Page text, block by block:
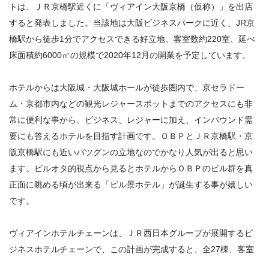
トは、ＪＲ京橋駅近くに「ヴィアイン大阪京橋（仮称）」を出店
すると発表しました。当該地は大阪ビジネスパークに近く、JR京
橋駅から徒歩1分でアクセスできる好立地。客室数約220室、延べ
床面積約6000㎡の規模で2020年12月の開業を予定しています。
ホテルからは大阪城・大阪城ホールが徒歩圏内で、京セラドー
ム・京都市内などの観光レジャースポットまでのアクセスにも非
常に便利な事から、ビジネス、レジャーに加え、インバウンド需
要にも答えるホテルを目指す計画です。ＯＢＰとＪＲ京橋駅・京
阪京橋駅にも近いバツグンの立地なのでかなり人気が出ると思い
ます。ビルオタ的視点から見るとホテルからＯＢＰのビル群を真
正面に眺める頃が出来る「ビル景ホテル」が誕生する事が嬉しい
です。
ヴィアインホテルチェーンは、ＪＲ西日本グループが展開するビ
ジネスホテルチェーンで、この計画が完成すると、全27棟、客室